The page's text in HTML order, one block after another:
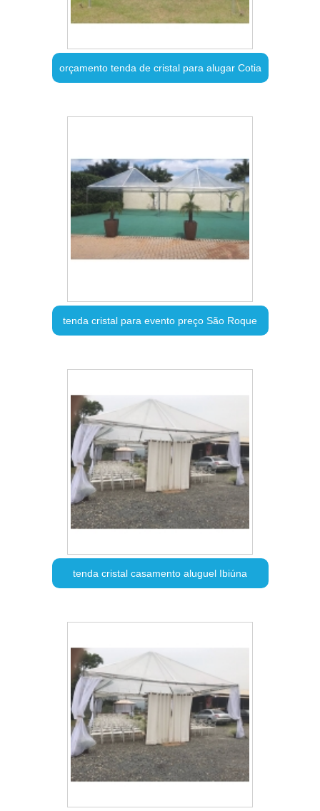
orçamento tenda de cristal para alugar Cotia
tenda cristal para evento preço São Roque
tenda cristal casamento aluguel Ibiúna